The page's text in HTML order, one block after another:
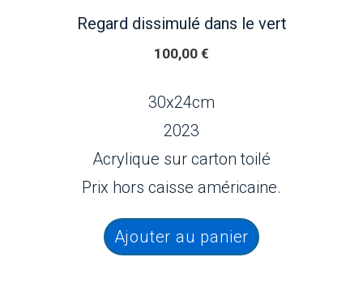
Regard dissimulé dans le vert
100,00 €
30x24cm
2023
Acrylique sur carton toilé
Prix hors caisse américaine.
Ajouter au panier